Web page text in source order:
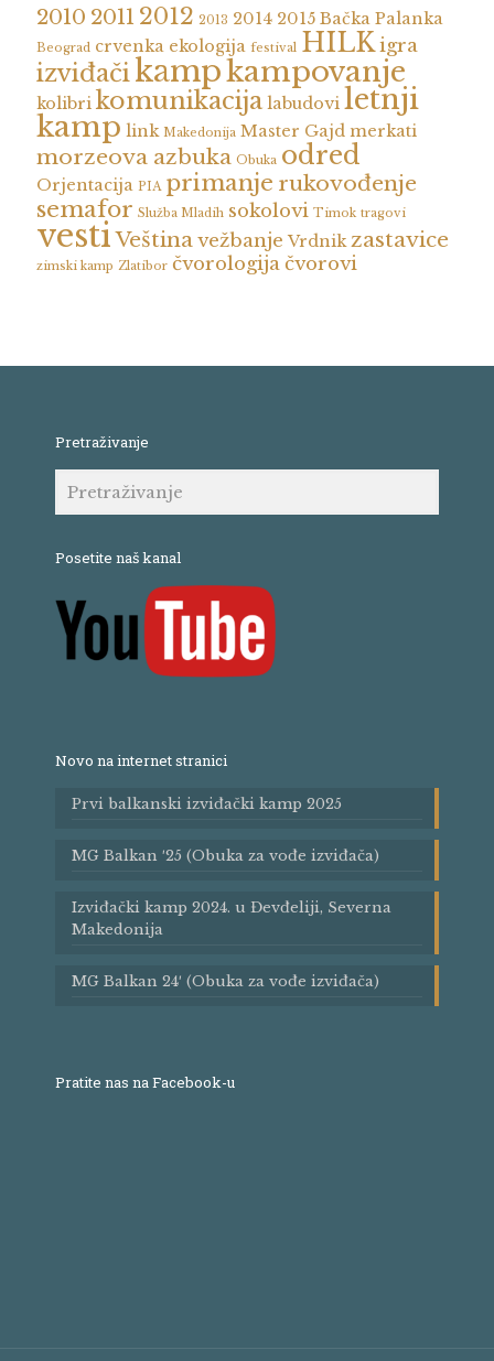
2010 2011 2012 2013 2014 2015 Bačka Palanka
Beograd crvenka ekologija festival HILKigra
izviđačikampkampovanje
kolibri komunikacija labudovi letnji
kamp link Makedonija Master Gajd merkati
morzeova azbuka Obuka odred
Orjentacija PIA primanje rukovođenje
semafor Služba Mladih sokolovi Timok tragovi
vesti Veštinavežbanje Vrdnik zastavice
zimski kamp Zlatibor čvorologijačvorovi
Pretraživanje
Posetite naš kanal
Novo na internet stranici
Prvi balkanski izviđački kamp 2025
MG Balkan ′25 (Obuka za vođe izviđača)
Izviđački kamp 2024. u Đevđeliji, Severna
Makedonija
MG Balkan 24′ (Obuka za vođe izviđača)
Pratite nas na Facebook-u